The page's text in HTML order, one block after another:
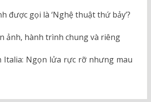
được gọi là ‘Nghệ thuật thứ bảy’?
ảnh, hành trình chung và riêng
Italia: Ngọn lửa rực rỡ nhưng mau